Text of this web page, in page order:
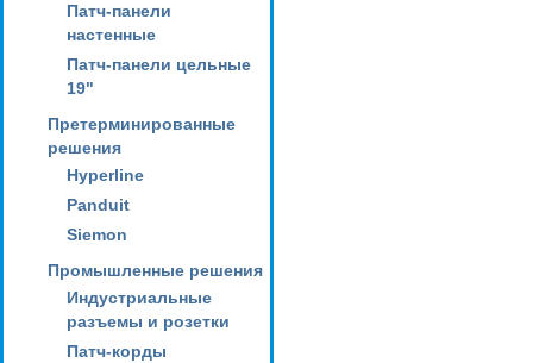
Патч-панели
настенные
Патч-панели цельные
19"
Претерминированные
решения
Hyperline
Panduit
Siemon
Промышленные решения
Индустриальные
разъемы и розетки
Патч-корды